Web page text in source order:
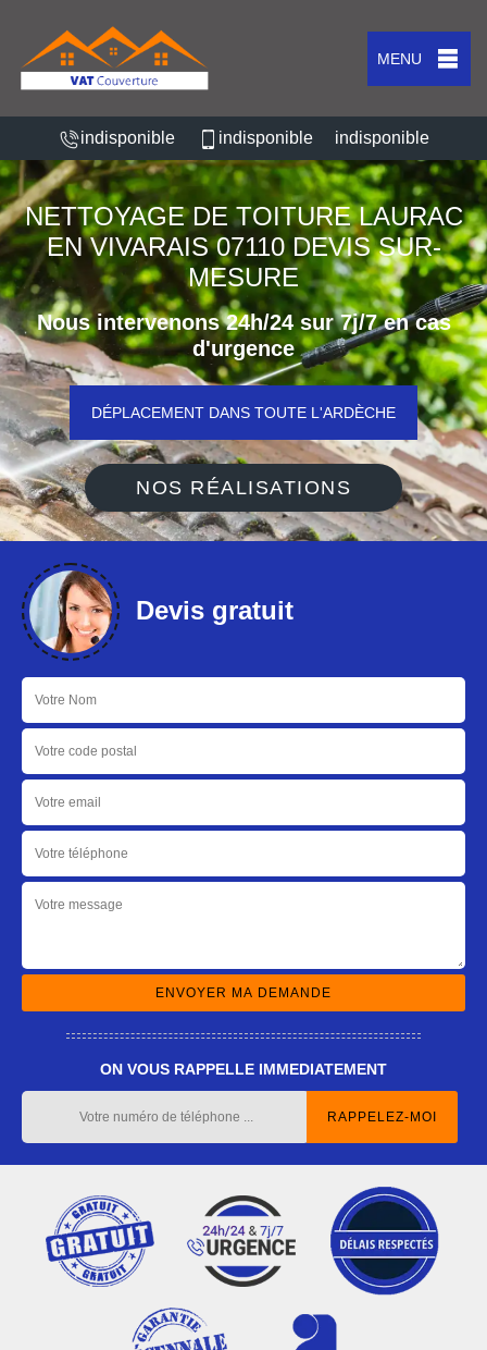
MENU
indisponible indisponible indisponible
NETTOYAGE DE TOITURE LAURAC
EN VIVARAIS 07110 DEVIS SUR-
MESURE
Nous intervenons 24h/24 sur 7j/7 en cas
d'urgence
DÉPLACEMENT DANS TOUTE L'ARDÈCHE
NOS RÉALISATIONS
Devis gratuit
ON VOUS RAPPELLE IMMEDIATEMENT